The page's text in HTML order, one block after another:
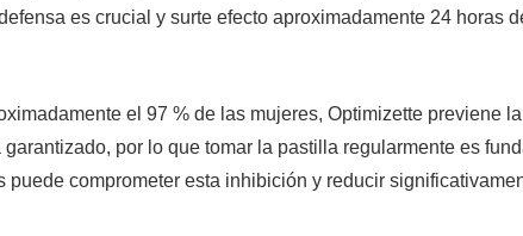
es crucial y surte efecto aproximadamente 24 horas
el 97 % de las mujeres, Optimizette previene
garantizado, por lo que tomar la pastilla regularmente es
puede comprometer esta inhibición y reducir